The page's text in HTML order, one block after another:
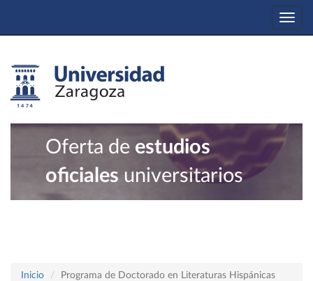
Oferta de estudios
oficiales universitarios
Inicio Programa de Doctorado en Literaturas Hispánicas